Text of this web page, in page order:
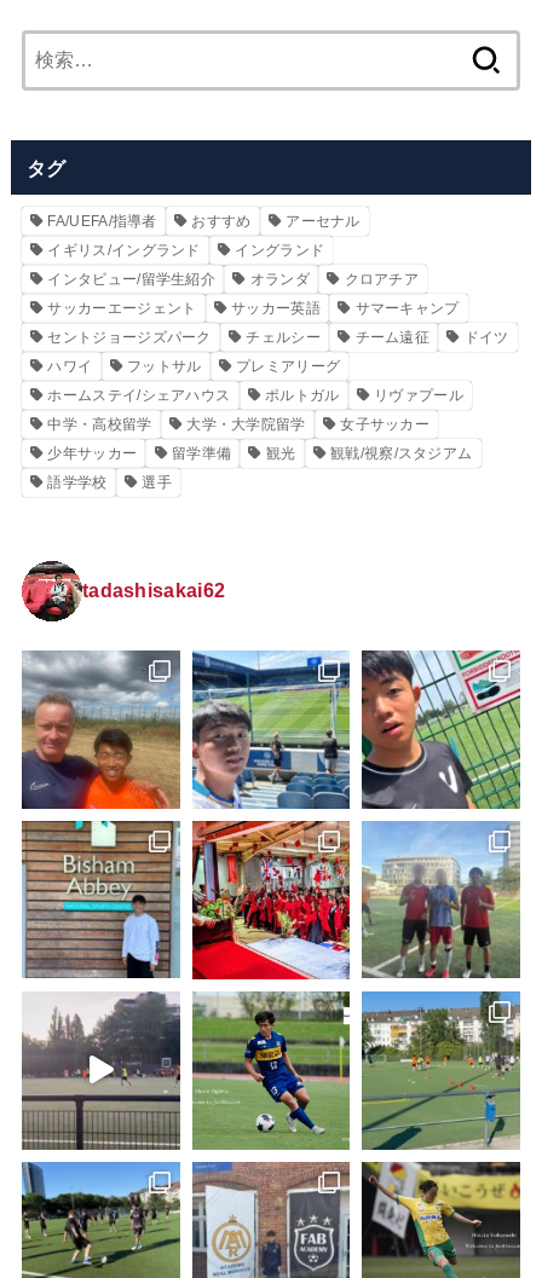
索:
タグ
FA/UEFA/指導者 おすすめ
アーセナル
イギリス/イングランド
イングランド
インタビュー/留学生紹介
オランダ
クロアチア
サッカーエージェント
サッカー英語
サマーキャンプ
セントジョージズパーク
チェルシー チーム遠征
ドイツ
ハワイ
フットサル
プレミアリーグ
ホームステイ/シェアハウス
ポルトガル
リヴァプール
中学・高校留学
大学・大学院留学
女子サッカー
少年サッカー
留学準備 観光
観戦/視察/スタジアム
語学学校
選手
tadashisakai62